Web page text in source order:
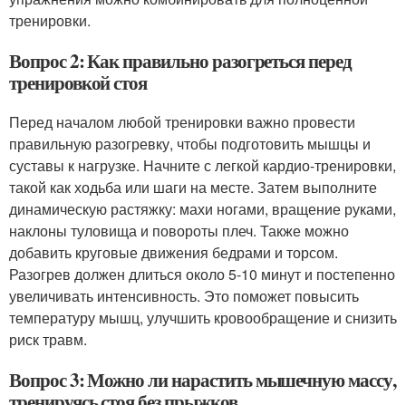
тренировки.
Вопрос 2: Как правильно разогреться перед
тренировкой стоя
Перед началом любой тренировки важно провести
правильную разогревку, чтобы подготовить мышцы и
суставы к нагрузке. Начните с легкой кардио-тренировки,
такой как ходьба или шаги на месте. Затем выполните
динамическую растяжку: махи ногами, вращение руками,
наклоны туловища и повороты плеч. Также можно
добавить круговые движения бедрами и торсом.
Разогрев должен длиться около 5-10 минут и постепенно
увеличивать интенсивность. Это поможет повысить
температуру мышц, улучшить кровообращение и снизить
риск травм.
Вопрос 3: Можно ли нарастить мышечную массу,